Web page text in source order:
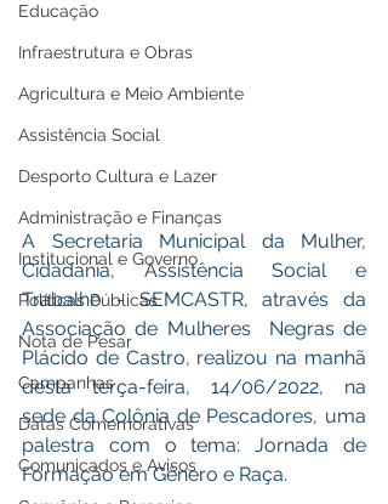
Educação
Infraestrutura e Obras
Agricultura e Meio Ambiente
Assistência Social
Desporto Cultura e Lazer
Administração e Finanças
Institucional e Governo
Políticas Públicas
Nota de Pesar
Campanhas
Datas Comemorativas
Comunicados e Avisos
A Secretaria Municipal da Mulher,
Cidadania, Assistência Social e
Trabalho - SEMCASTR, através da
Associação de Mulheres  Negras de
Plácido de Castro, realizou na manhã
desta terça-feira, 14/06/2022, na
sede da Colônia de Pescadores, uma
palestra com o tema: Jornada de
Formação em Gênero e Raça.